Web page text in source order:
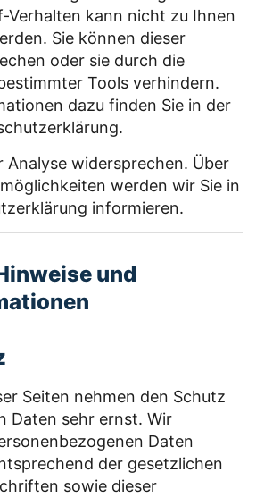
Verhalten kann nicht zu Ihnen
Sie können dieser
oder sie durch die
Tools verhindern.
dazu finden Sie in der
Analyse widersprechen. Über
werden wir Sie in
informieren.
und
Seiten nehmen den Schutz
Daten sehr ernst. Wir
Daten
der gesetzlichen
sowie dieser